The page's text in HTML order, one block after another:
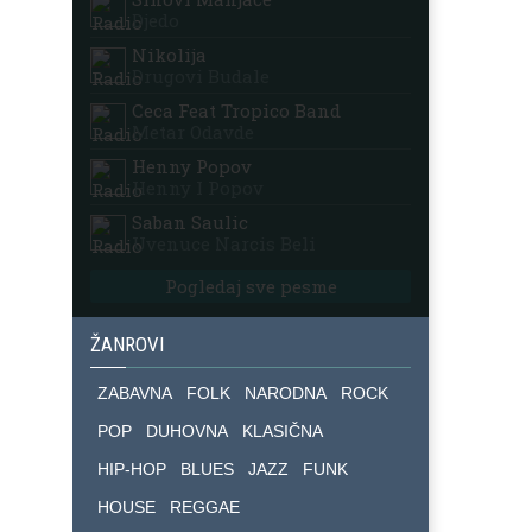
Djedo
Nikolija
Drugovi Budale
Ceca Feat Tropico Band
Metar Odavde
Henny Popov
Henny I Popov
Saban Saulic
Uvenuce Narcis Beli
Pogledaj sve pesme
ŽANROVI
ZABAVNA FOLK NARODNA
ROCK
POP
DUHOVNA
KLASIČNA
HIP-HOP
BLUES JAZZ
FUNK
HOUSE
REGGAE